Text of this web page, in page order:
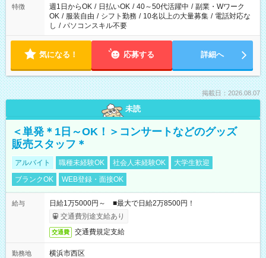
特徴 週1日からOK / 日払いOK / 40～50代活躍中 / 副業・Wワーク
OK / 服装自由 / シフト勤務 / 10名以上の大量募集 / 電話対応な
し / パソコンスキル不要
気になる！ 応募する 詳細へ
掲載日：2026.08.07
未読
＜単発＊1日～OK！＞コンサートなどのグッズ
販売スタッフ＊
アルバイト 職種未経験OK 社会人未経験OK
大学生歓迎
ブランクOK
WEB登録・面接OK
給与
日給1万5000円～ ■最大で日給2万8500円！
交通費別途支給あり
交通費 交通費規定支給
勤務地
横浜市西区